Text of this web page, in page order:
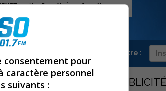
région, abonne-toi à notre infolettre :
CONCOURS PUBLICITÉ
consentement pour
caractère personnel
suivants :